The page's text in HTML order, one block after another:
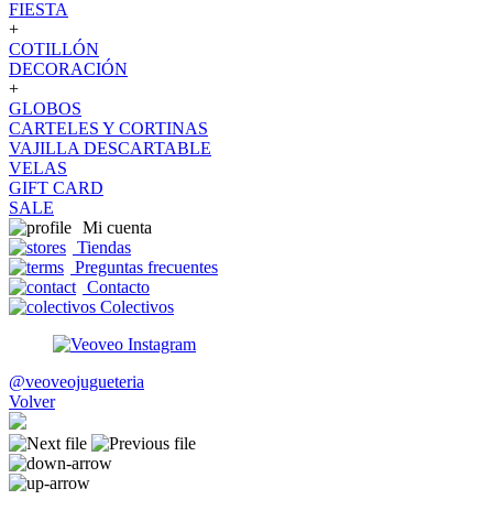
FIESTA
+
COTILLÓN
DECORACIÓN
+
GLOBOS
CARTELES Y CORTINAS
VAJILLA DESCARTABLE
VELAS
GIFT CARD
SALE
Mi cuenta
Tiendas
Preguntas frecuentes
Contacto
Colectivos
@veoveojugueteria
Volver